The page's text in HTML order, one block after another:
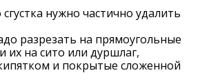
нужно частично удалить
разрезать на прямоугольные
их на сито или дуршлаг,
и покрытые сложенной